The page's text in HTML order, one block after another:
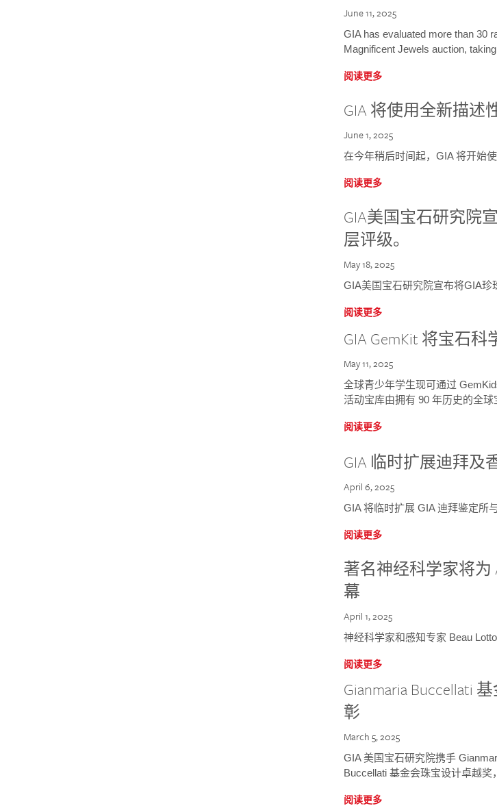
June 11, 2025
GIA has evaluated more than 30
Magnificent Jewels auction,
阅读更多
GIA 将使用全新描述
June 1, 2025
在今年稍后时间起，GIA 将开始
阅读更多
GIA美国宝石研究院
层评级。
May 18, 2025
GIA美国宝石研究院宣布将GIA
阅读更多
GIA GemKit 将宝石
May 11, 2025
全球青少年学生现可通过
活动宝库由拥有 90 年历史的全
阅读更多
GIA 临时扩展迪拜及
April 6, 2025
GIA 将临时扩展 GIA 迪拜鉴定所
阅读更多
著名神经科学家将为
幕
April 1, 2025
神经科学家和感知专家 Beau
阅读更多
Gianmaria Buccellati
彰
March 5, 2025
GIA 美国宝石研究院携手
Buccellati 基金会珠宝设计卓越奖
阅读更多